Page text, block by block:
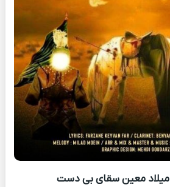
میلاد معین سقای بی دست